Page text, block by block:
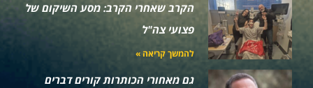
הקרב שאחרי הקרב: מסע השיקום של
פצועי צה"ל
להמשך קריאה »
גם מאחורי הכותרות קורים דברים